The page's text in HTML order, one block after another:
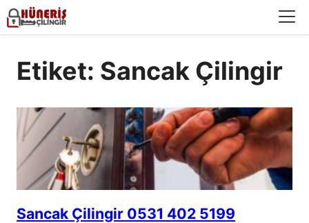
Etiket: Sancak Çilingir
Sancak Çilingir 0531 402 5199